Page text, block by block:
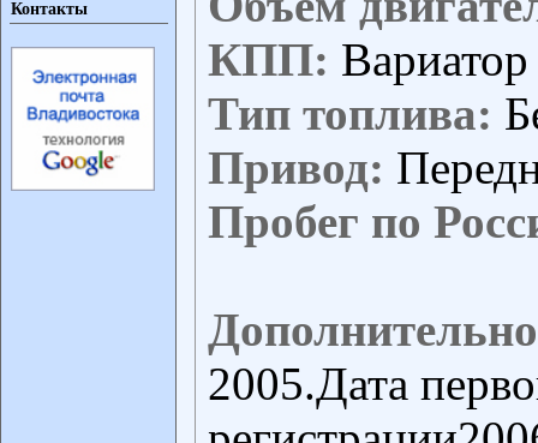
Контакты
КПП: Вариатор
Тип топлива:
Привод:
Пробег по
2005.Дата